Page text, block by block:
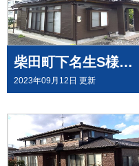
柴田町下名生S様邸で 外壁塗装工事させて頂きました
2023年09月12日 更新